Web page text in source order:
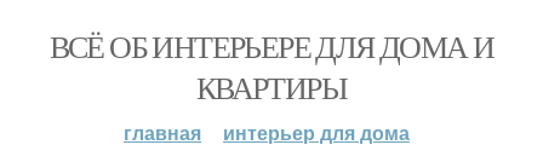
ВСЁ ОБ ИНТЕРЬЕРЕ ДЛЯ ДОМА И
КВАРТИРЫ
главная
интерьер для дома